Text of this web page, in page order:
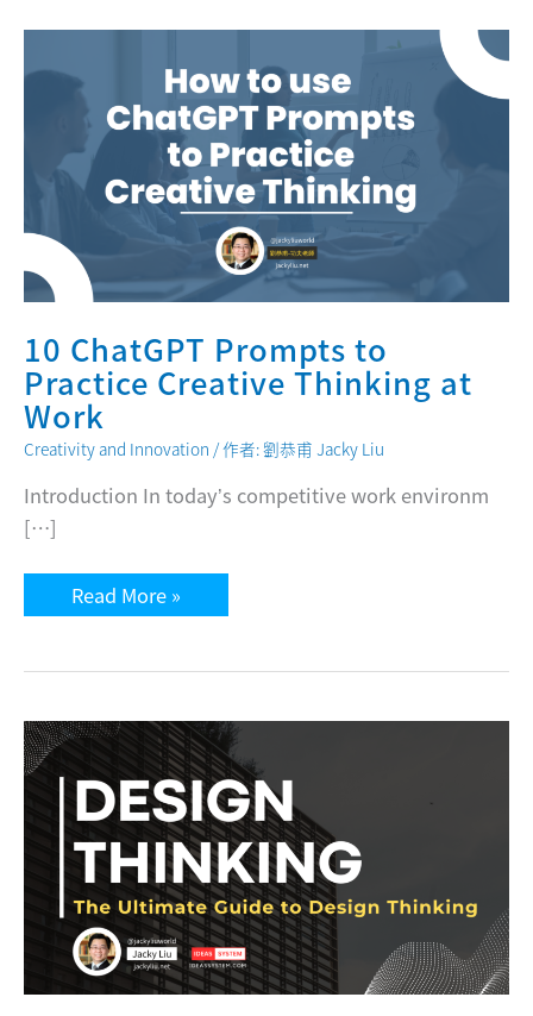
10 ChatGPT Prompts to
Practice Creative Thinking at
Work
Creativity and Innovation / 作者:劉恭甫 Jacky Liu
Introduction In today’s competitive work environm
[…]
10
ChatGPT
Practice
at
Work
Read More »